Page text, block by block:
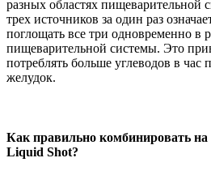
разных областях пищеварительной
трех источников за один раз
поглощать все три одновременно в
пищеварительной системы. Это
потреблять больше углеводов в час
желудок.
Как правильно комбинировать
Liquid Shot?